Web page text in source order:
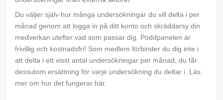
Du väljer själv hur många undersökningar du vill delta i per
månad genom att logga in på ditt konto och skräddarsy din
medverkan utefter vad som passar dig. Poddpanelen är
frivillig och kostnadsfri! Som medlem förbinder du dig inte i
att delta i ett visst antal undersökningar per månad, du får
dessutom ersättning för varje undersökning du deltar i. Läs
mer om hur det fungerar här.